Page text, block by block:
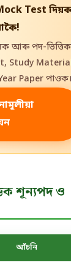
Test
আৰু পদ-ভিত্তিক
Study
Paper পাওক।
শূন্যপদ ও
আঁচনি